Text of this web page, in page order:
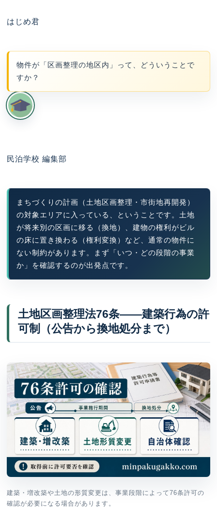
はじめ君
物件が「区画整理の地区内」って、どういうことで
すか？
民泊学校 編集部
まちづくりの計画（土地区画整理・市街地再開発）
の対象エリアに入っている、ということです。土地
が将来別の区画に移る（換地）、建物の権利がビル
の床に置き換わる（権利変換）など、通常の物件に
ない制約があります。まず「いつ・どの段階の事業
か」を確認するのが出発点です。
土地区画整理法76条——建築行為の許
可制（公告から換地処分まで）
建築・増改築や土地の形質変更は、事業段階によって76条許可の
確認が必要になる場合があります。